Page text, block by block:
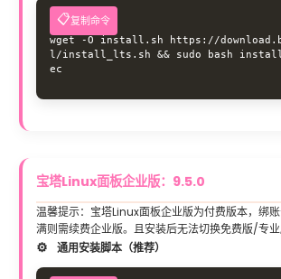
复制命令
wget -O install.sh https://
l/install_lts.sh && sudo bash
ec
宝塔Linux面板企业版：9.5.0
温馨提示：宝塔Linux面板企业版为付费版本，绑
满则需续费企业版。且安装后无法切换免费版/专业
通用安装脚本（推荐）